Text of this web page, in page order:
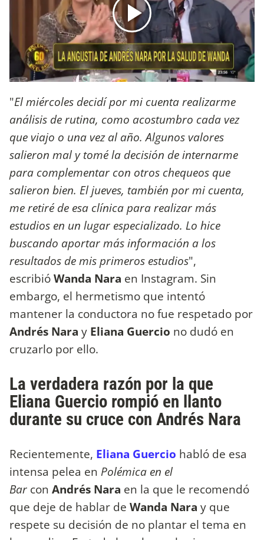
"El miércoles decidí por mi cuenta realizarme
análisis de rutina, como acostumbro cada vez
que viajo o una vez al año. Algunos valores
salieron mal y tomé la decisión de internarme
para complementar con otros chequeos que
salieron bien. El jueves, también por mi cuenta,
me retiré de esa clínica para realizar más
estudios en un lugar especializado. Lo hice
buscando aportar más información a los
resultados de mis primeros estudios",
escribióWanda Nara en Instagram. Sin
embargo, el hermetismo que intentó
mantener la conductora no fue respetado por
Andrés Nara y Eliana Guercio no dudó en
cruzarlo por ello.
La verdadera razón por la que
Eliana Guercio rompió en llanto
durante su cruce con Andrés Nara
Recientemente, Eliana Guercio habló de esa
intensa pelea en Polémica en el
Bar con Andrés Nara en la que le recomendó
que deje de hablar de Wanda Nara y que
respete su decisión de no plantar el tema en